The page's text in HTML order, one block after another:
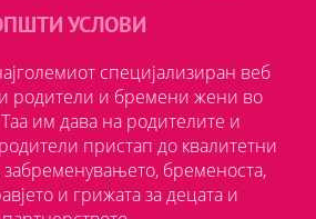
УСЛОВИ
специјализиран веб
родители и бремени жени во
им дава на родителите и
пристап до квалитетни
бременоста,
и грижата за децата и